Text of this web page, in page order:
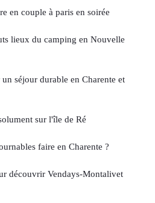
en couple à paris en soirée
lieux du camping en Nouvelle
séjour durable en Charente et
sur l'île de Ré
faire en Charente ?
découvrir Vendays-Montalivet